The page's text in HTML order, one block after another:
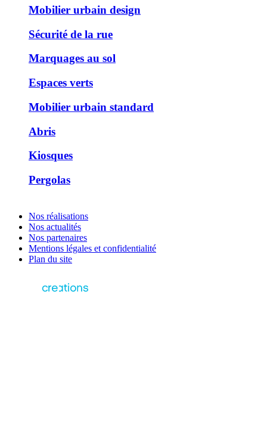
Mobilier urbain design
Sécurité de la rue
Marquages au sol
Espaces verts
Mobilier urbain standard
Abris
Kiosques
Pergolas
Nos réalisations
Nos actualités
Nos partenaires
Mentions légales et confidentialité
Plan du site